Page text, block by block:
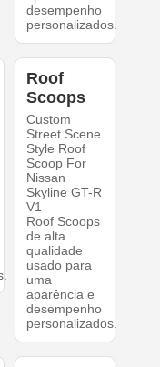
desempenho
personalizados.
Roof
Scoops
Custom
Street Scene
Style Roof
Scoop For
Nissan
Skyline GT-R
V1
Roof Scoops
de alta
qualidade
usado para
uma
aparência e
desempenho
personalizados.